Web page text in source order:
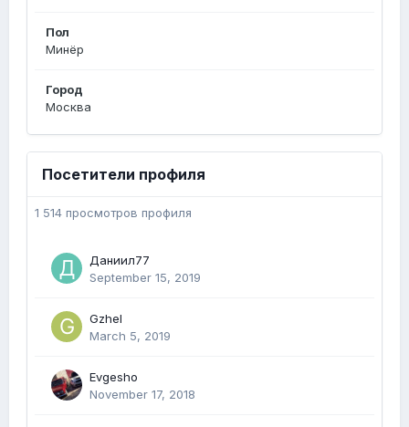
Пол
Минёр
Город
Москва
Посетители профиля
1 514 просмотров профиля
Даниил77
September 15, 2019
Gzhel
March 5, 2019
Evgesho
November 17, 2018